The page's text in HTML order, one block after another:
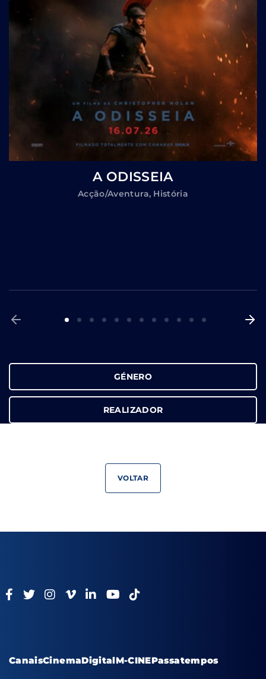
A ODISSEIA
Acção/Aventura História
GÉNERO
REALIZADOR
VOLTAR
CanaisCinemaDigitalM-CINEPassatempos